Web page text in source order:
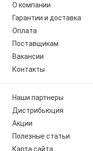
О компании
Гарантии и доставка
Оплата
Поставщикам
Вакансии
Контакты
Наши партнеры
Дистрибьюция
Акции
Полезные статьи
Карта сайта